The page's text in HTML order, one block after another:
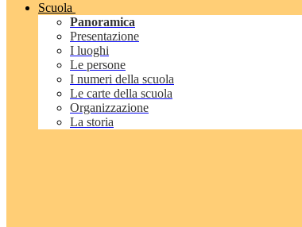
Scuola
Panoramica
Presentazione
I luoghi
Le persone
I numeri della scuola
Le carte della scuola
Organizzazione
La storia